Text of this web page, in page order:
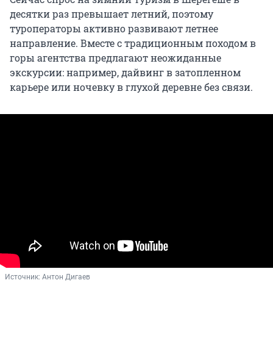
десятки раз превышает летний, поэтому
туроператоры активно развивают летнее
направление. Вместе с традиционным походом в
горы агентства предлагают неожиданные
экскурсии: например, дайвинг в затопленном
карьере или ночевку в глухой деревне без связи.
Источник: Антон Дигаев